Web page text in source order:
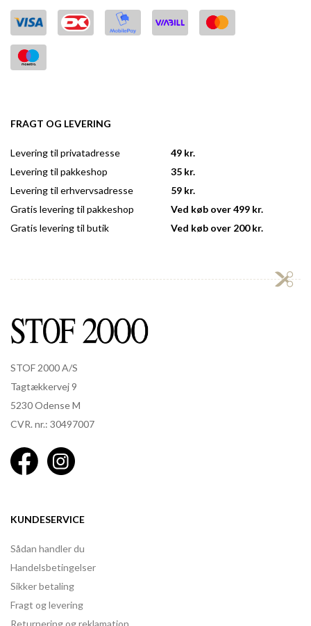
FRAGT OG LEVERING
Levering til privatadresse
Levering til pakkeshop
Levering til erhvervsadresse
Gratis levering til pakkeshop
Gratis levering til butik
49 kr.
35 kr.
59 kr.
Ved køb over 499 kr.
Ved køb over 200 kr.
STOF 2000 A/S
Tagtækkervej 9
5230 Odense M
CVR. nr.: 30497007
KUNDESERVICE
Sådan handler du
Handelsbetingelser
Sikker betaling
Fragt og levering
Returnering og reklamation